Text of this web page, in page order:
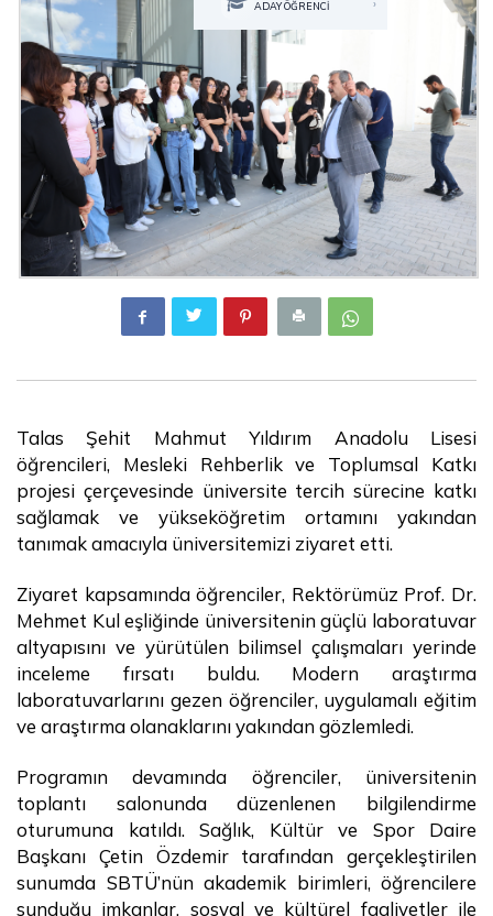
ADAY ÖĞRENCİ ›
Talas Şehit Mahmut Yıldırım Anadolu Lisesi
öğrencileri, Mesleki Rehberlik ve Toplumsal Katkı
projesi çerçevesinde üniversite tercih sürecine katkı
sağlamak ve yükseköğretim ortamını yakından
tanımak amacıyla üniversitemizi ziyaret etti.
Ziyaret kapsamında öğrenciler, Rektörümüz Prof. Dr.
Mehmet Kul eşliğinde üniversitenin güçlü laboratuvar
altyapısını ve yürütülen bilimsel çalışmaları yerinde
inceleme fırsatı buldu. Modern araştırma
laboratuvarlarını gezen öğrenciler, uygulamalı eğitim
ve araştırma olanaklarını yakından gözlemledi.
Programın devamında öğrenciler, üniversitenin
toplantı salonunda düzenlenen bilgilendirme
oturumuna katıldı. Sağlık, Kültür ve Spor Daire
Başkanı Çetin Özdemir tarafından gerçekleştirilen
sunumda SBTÜ’nün akademik birimleri, öğrencilere
sunduğu imkanlar, sosyal ve kültürel faaliyetler ile